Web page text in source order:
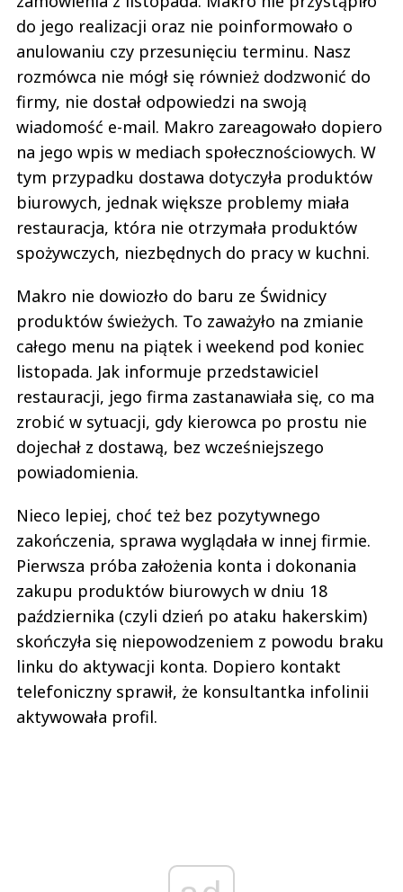
do jego realizacji oraz nie poinformowało o
anulowaniu czy przesunięciu terminu. Nasz
rozmówca nie mógł się również dodzwonić do
firmy, nie dostał odpowiedzi na swoją
wiadomość e-mail. Makro zareagowało dopiero
na jego wpis w mediach społecznościowych. W
tym przypadku dostawa dotyczyła produktów
biurowych, jednak większe problemy miała
restauracja, która nie otrzymała produktów
spożywczych, niezbędnych do pracy w kuchni.
Makro nie dowiozło do baru ze Świdnicy
produktów świeżych. To zaważyło na zmianie
całego menu na piątek i weekend pod koniec
listopada. Jak informuje przedstawiciel
restauracji, jego firma zastanawiała się, co ma
zrobić w sytuacji, gdy kierowca po prostu nie
dojechał z dostawą, bez wcześniejszego
powiadomienia.
Nieco lepiej, choć też bez pozytywnego
zakończenia, sprawa wyglądała w innej firmie.
Pierwsza próba założenia konta i dokonania
zakupu produktów biurowych w dniu 18
października (czyli dzień po ataku hakerskim)
skończyła się niepowodzeniem z powodu braku
linku do aktywacji konta. Dopiero kontakt
telefoniczny sprawił, że konsultantka infolinii
aktywowała profil.